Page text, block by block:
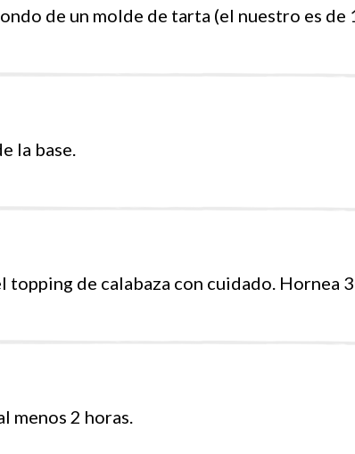
de un molde de tarta (el nuestro es de
la base.
de calabaza con cuidado. Hornea
menos 2 horas.